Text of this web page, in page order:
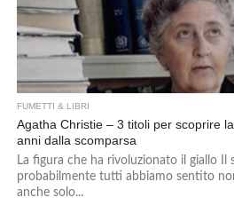
FUMETTI & LIBRI
Agatha Christie – 3 titoli per scoprire
anni dalla scomparsa
La figura che ha rivoluzionato il giallo Il
probabilmente tutti abbiamo sentito
anche solo...